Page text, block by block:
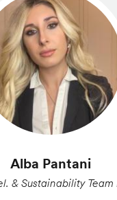
Alba Pantani
& Sustainability Team